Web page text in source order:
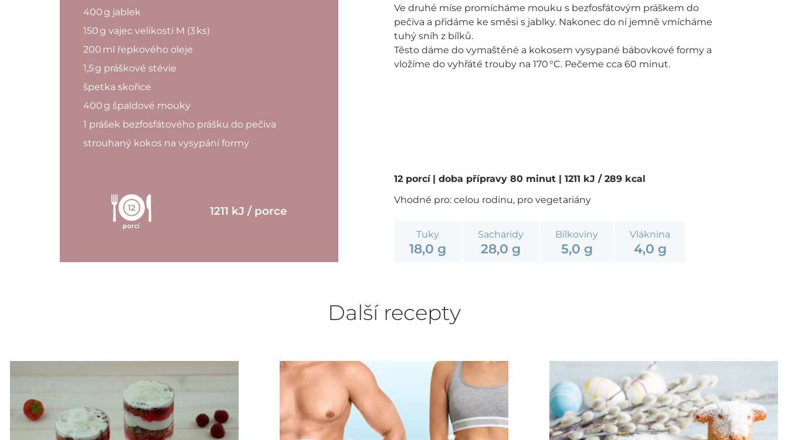
400 g jablek
150 g vajec velikosti M (3 ks)
200 ml řepkového oleje
1,5 g práškové stévie
špetka skořice
400 g špaldové mouky
1 prášek bezfosfátového prášku do pečiva
strouhaný kokos na vysypání formy
12
porcí
1211 kJ / porce
Ve druhé míse promícháme mouku s bezfosfátovým práškem do
pečiva a přidáme ke směsi s jablky. Nakonec do ní jemně vmícháme
tuhý sníh z bílků.
Těsto dáme do vymaštěné a kokosem vysypané bábovkové formy a
vložíme do vyhřáté trouby na 170 °C. Pečeme cca 60 minut.
12 porcí | doba přípravy 80 minut | 1211 kJ / 289 kcal
Vhodné pro: celou rodinu, pro vegetariány
Tuky
18,0 g
Sacharidy
28,0 g
Bílkoviny
5,0 g
Vláknina
4,0 g
Další recepty